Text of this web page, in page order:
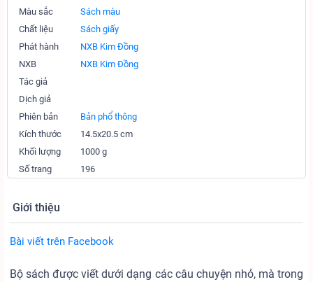
Màu sắc
Sách màu
Chất liệu
Sách giấy
Phát hành
NXB Kim Đồng
NXB
NXB Kim Đồng
Tác giả
Dịch giả
Phiên bản
Bản phổ thông
Kích thước
14.5x20.5 cm
Khối lượng
1000 g
Số trang
196
Giới thiệu
Bài viết trên Facebook
Bộ sách được viết dưới dạng các câu chuyện nhỏ, mà trong